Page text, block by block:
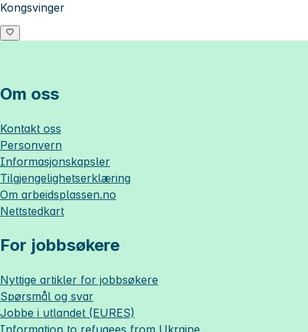
Kongsvinger
Om oss
Kontakt oss
Personvern
Informasjonskapsler
Tilgjengelighetserklæring
Om arbeidsplassen.no
Nettstedkart
For jobbsøkere
Nyttige artikler for jobbsøkere
Spørsmål og svar
Jobbe i utlandet (EURES)
Information to refugees from Ukraine